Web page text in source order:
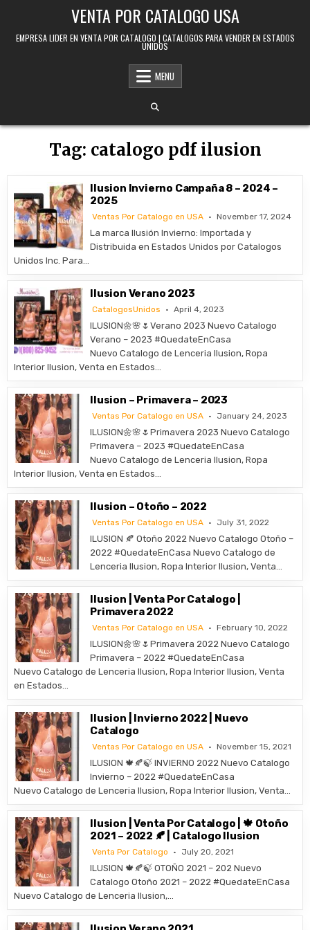
VENTA POR CATALOGO USA
EMPRESA LIDER EN VENTA POR CATALOGO | CATALOGOS PARA VENDER EN ESTADOS
UNIDOS
MENU
Tag: catalogo pdf ilusion
Ilusion Invierno Campaña 8 – 2024 –
2025
Ventas Por Catalogo en USA November 17, 2024
La marca Ilusión Invierno: Importada y
Distribuida en Estados Unidos por Catalogos
Unidos Inc. Para…
Ilusion Verano 2023
CatalogosUnidos April 4, 2023
ILUSION🌼🌸🌷Verano 2023 Nuevo Catalogo
Verano – 2023 #QuedateEnCasa
Nuevo Catalogo de Lenceria Ilusion, Ropa
Interior Ilusion, Venta en Estados…
Ilusion – Primavera – 2023
Ventas Por Catalogo en USA January 24, 2023
ILUSION🌼🌸🌷Primavera 2023 Nuevo Catalogo
Primavera – 2023 #QuedateEnCasa
Nuevo Catalogo de Lenceria Ilusion, Ropa
Interior Ilusion, Venta en Estados…
Ilusion – Otoño – 2022
Ventas Por Catalogo en USA July 31, 2022
ILUSION 🍂 Otoño 2022 Nuevo Catalogo Otoño –
2022 #QuedateEnCasa Nuevo Catalogo de
Lenceria Ilusion, Ropa Interior Ilusion, Venta…
Ilusion | Venta Por Catalogo |
Primavera 2022
Ventas Por Catalogo en USA February 10, 2022
ILUSION🌼🌸🌷Primavera 2022 Nuevo Catalogo
Primavera – 2022 #QuedateEnCasa
Nuevo Catalogo de Lenceria Ilusion, Ropa Interior Ilusion, Venta
en Estados…
Ilusion | Invierno 2022 | Nuevo
Catalogo
Ventas Por Catalogo en USA November 15, 2021
ILUSION 🍁🍂🍃 INVIERNO 2022 Nuevo Catalogo
Invierno – 2022 #QuedateEnCasa
Nuevo Catalogo de Lenceria Ilusion, Ropa Interior Ilusion, Venta…
Ilusion | Venta Por Catalogo | 🍁 Otoño
2021 – 2022 🍂 | Catalogo Ilusion
Venta Por Catalogo July 20, 2021
ILUSION 🍁🍂🍃 OTOÑO 2021 – 202 Nuevo
Catalogo Otoño 2021 – 2022 #QuedateEnCasa
Nuevo Catalogo de Lenceria Ilusion,…